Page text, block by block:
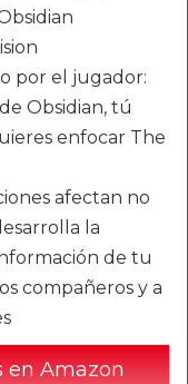
por el jugador:
Obsidian, tú
enfocar The
afectan no
la
de tu
compañeros y a
en Amazon